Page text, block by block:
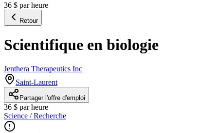
36 $ par heure
Retour
Scientifique en biologie
Jenthera Therapeutics Inc
Saint-Laurent
Partager l'offre d'emploi
36 $ par heure
Science / Recherche